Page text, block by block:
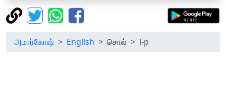
அமார்கோஷ் English சொல் l-p